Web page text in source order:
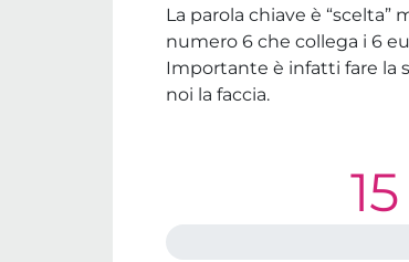
La parola chiave è
numero 6 che collega i 6
Importante è infatti fare la
noi la faccia.